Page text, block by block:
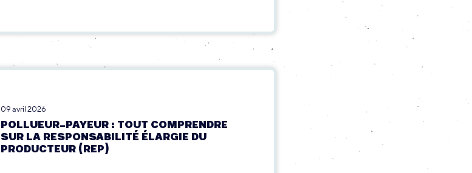
09 avril 2026
POLLUEUR-PAYEUR : TOUT COMPRENDRE
SUR LA RESPONSABILITÉ ÉLARGIE DU
PRODUCTEUR (REP)